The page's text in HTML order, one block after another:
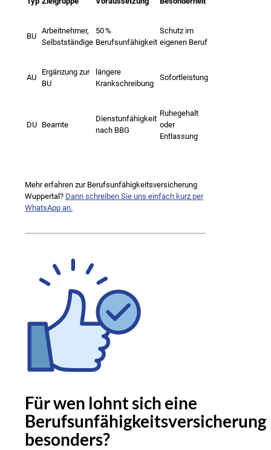
BU
Arbeitnehmer,
Selbstständige
50 %
Berufsunfähigkeit
Schutz im
eigenen Beruf
AU
Ergänzung zur
BU
längere
Krankschreibung
Sofortleistung
DU Beamte
Dienstunfähigkeit
nach BBG
Ruhegehalt
oder
Entlassung
Mehr erfahren zur Berufsunfähigkeitsversicherung
Wuppertal? Dann schreiben Sie uns einfach kurz per
WhatsApp an.
Für wen lohnt sich eine
Berufsunfähigkeitsversicherung
besonders?